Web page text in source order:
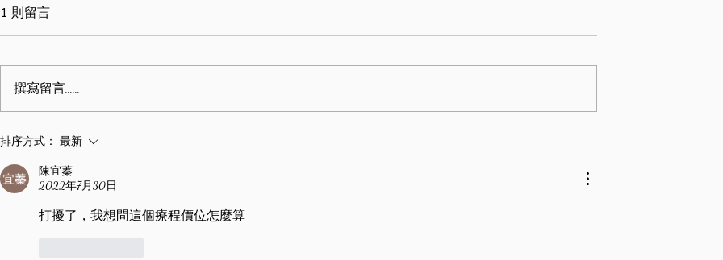
3C族注意！長期姿勢不良恐致
復發機率？【Pro好醫】
1 則留言
撰寫留言......
排序方式： 最新
陳宜蓁
2022年7月30日
打擾了，我想問這個療程價位怎麼算